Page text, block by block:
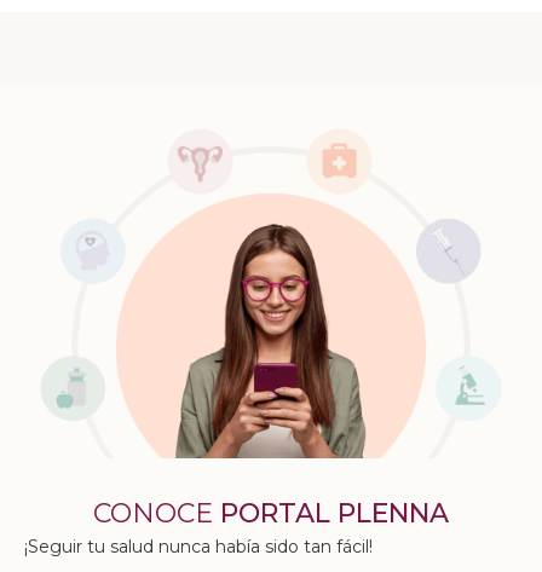
CONOCE PORTAL PLENNA
¡Seguir tu salud nunca había sido tan fácil!